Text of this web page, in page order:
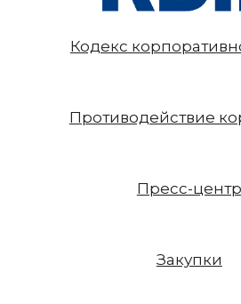
Кодекс
Противодействие
Пресс-центр
Закупки